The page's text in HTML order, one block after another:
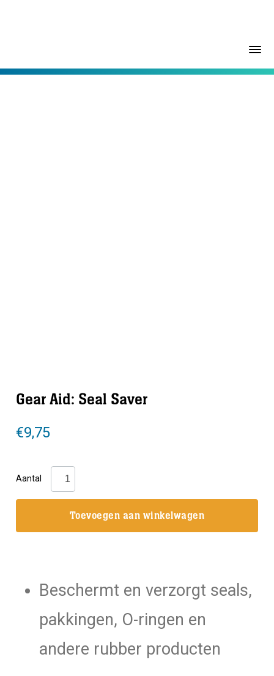
Gear Aid: Seal Saver
€9,75
Aantal
Gear
Aid:
Toevoegen aan winkelwagen
Beschermt en verzorgt seals,
pakkingen, O-ringen en
andere rubber producten